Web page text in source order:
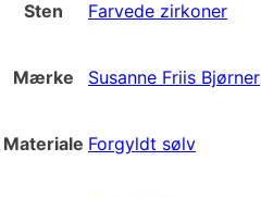
Sten Farvede zirkoner
Mærke Susanne Friis Bjørner
Materiale Forgyldt sølv